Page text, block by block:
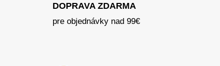
DOPRAVA ZDARMA
pre objednávky nad 99€